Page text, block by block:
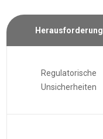
Herausforderung
Regulatorische
Unsicherheiten